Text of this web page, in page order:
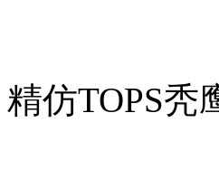
精仿TOPS秃